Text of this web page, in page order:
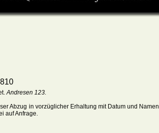
Andresen 123.
Abzug in vorzüglicher Erhaltung mit Datum und Namen
auf Anfrage.